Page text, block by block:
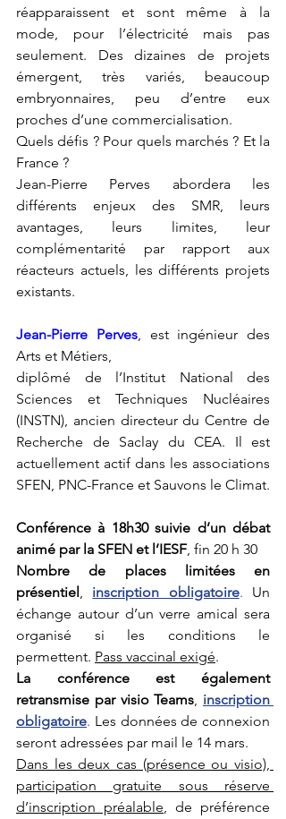
réapparaissent et sont même à la
mode, pour l’électricité mais pas
seulement. Des dizaines de projets
émergent, très variés, beaucoup
embryonnaires, peu d’entre eux
proches d’une commercialisation.
Quels défis ? Pour quels marchés ? Et la
France ?
Jean-Pierre Perves abordera les
différents enjeux des SMR, leurs
avantages, leurs limites, leur
complémentarité par rapport aux
réacteurs actuels, les différents projets
existants.
Jean-Pierre Perves, est ingénieur des
Arts et Métiers,
diplômé de l’Institut National des
Sciences et Techniques Nucléaires
(INSTN), ancien directeur du Centre de
Recherche de Saclay du CEA. Il est
actuellement actif dans les associations
SFEN, PNC-France et Sauvons le Climat.
Conférence à 18h30 suivie d’un débat
animé par la SFEN et l’IESF, fin 20 h 30
Nombre de places limitées en
présentiel, inscription obligatoire. Un
échange autour d’un verre amical sera
organisé si les conditions le
permettent. Pass vaccinal exigé.
La conférence est également
retransmise par visio Teams, inscription
obligatoire. Les données de connexion
seront adressées par mail le 14 mars.
Dans les deux cas (présence ou visio),
participation gratuite sous réserve
d’inscription préalable, de préférence